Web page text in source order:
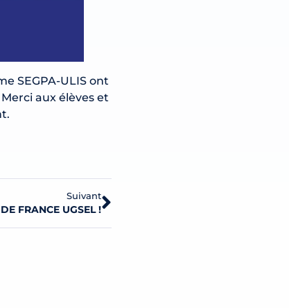
SEGPA-ULIS ont
aux élèves et
Suivant
FRANCE UGSEL !